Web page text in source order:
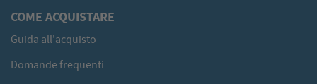
COME ACQUISTARE
Guida all'acquisto
Domande frequenti